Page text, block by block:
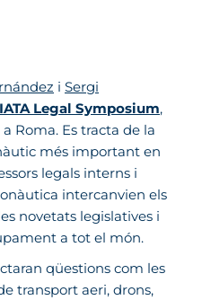
i Sergi
IATA Legal Symposium,
Roma. Es tracta de la
més important en
legals interns i
intercanvien els
novetats legislatives i
a tot el món.
qüestions com les
transport aeri, drons,